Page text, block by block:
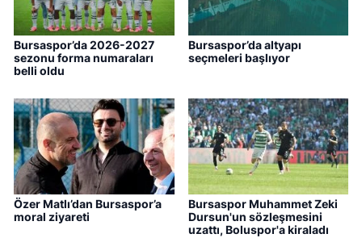
Bursaspor’da 2026-2027
sezonu forma numaraları
belli oldu
Bursaspor’da altyapı
seçmeleri başlıyor
Özer Matlı’dan Bursaspor’a
moral ziyareti
Bursaspor Muhammet Zeki
Dursun'un sözleşmesini
uzattı, Boluspor'a kiraladı